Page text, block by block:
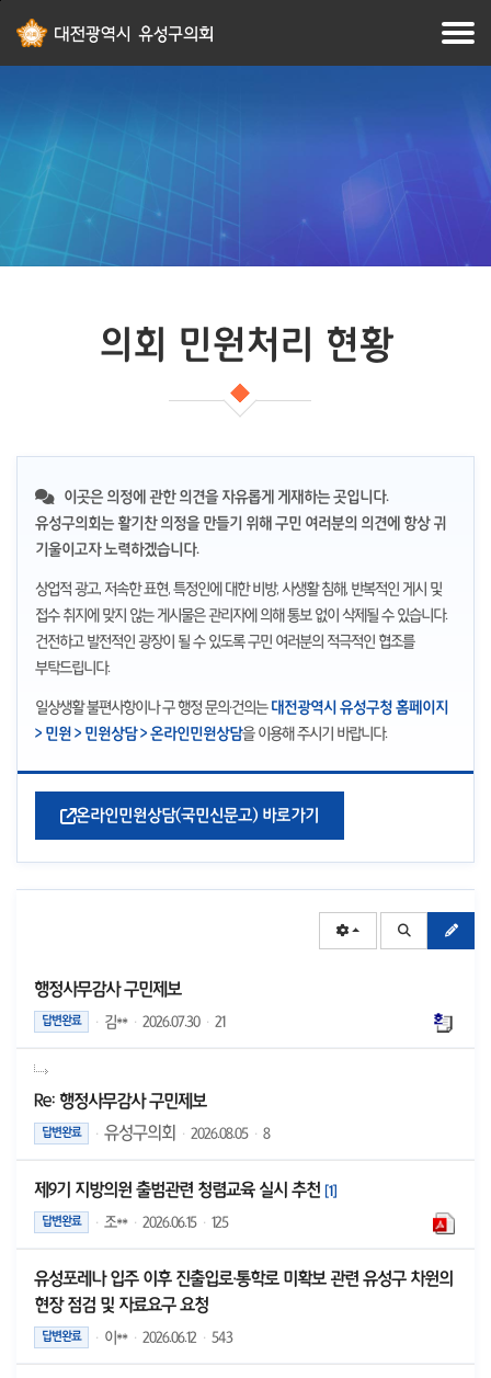
바로가기
바로가기
의회 민원처리 현황
이곳은 의정에 관한 의견을 자유롭게 게재하는 곳입니다.
유성구의회는 활기찬 의정을 만들기 위해 구민 여러분의 의견에 항상 귀
기울이고자 노력하겠습니다.
상업적 광고, 저속한 표현, 특정인에 대한 비방, 사생활 침해, 반복적인 게시 및
접수 취지에 맞지 않는 게시물은 관리자에 의해 통보 없이 삭제될 수 있습니다.
건전하고 발전적인 광장이 될 수 있도록 구민 여러분의 적극적인 협조를
부탁드립니다.
일상생활 불편사항이나 구 행정 문의·건의는 대전광역시 유성구청 홈페이지
> 민원 > 민원상담 > 온라인민원상담을 이용해 주시기 바랍니다.
온라인민원상담(국민신문고) 바로가기
행정사무감사 구민제보
답변완료 · 김** · 2026.07.30 · 21
Re: 행정사무감사 구민제보
답변완료 · 유성구의회 · 2026.08.05 · 8
제9기 지방의원 출범관련 청렴교육 실시 추천 [1]
답변완료 · 조** · 2026.06.15 · 125
유성포레나 입주 이후 진출입로·통학로 미확보 관련 유성구 차원의
현장 점검 및 자료요구 요청
답변완료 · 이** · 2026.06.12 · 543